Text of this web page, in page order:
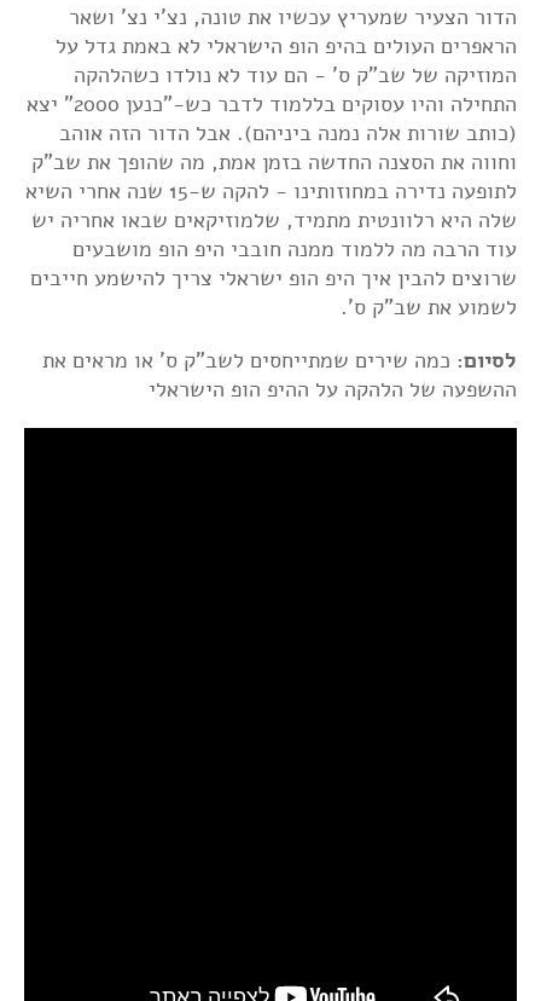
הדור הצעיר שמעריץ עכשיו את טונה, נצ'י נצ' ושאר
הראפרים העולים בהיפ הופ הישראלי לא באמת גדל על
המוזיקה של שב"ק ס' - הם עוד לא נולדו כשהלהקה
התחילה והיו עסוקים בללמוד לדבר כש-"כנען 2000" יצא
(כותב שורות אלה נמנה ביניהם). אבל הדור הזה אוהב
וחווה את הסצנה החדשה בזמן אמת, מה שהופך את שב"ק
לתופעה נדירה במחוזותינו - להקה ש-15 שנה אחרי השיא
שלה היא רלוונטית מתמיד, שלמוזיקאים שבאו אחריה יש
עוד הרבה מה ללמוד ממנה חובבי היפ הופ מושבעים
שרוצים להבין איך היפ הופ ישראלי צריך להישמע חייבים
לשמוע את שב"ק ס'.
לסיום: כמה שירים שמתייחסים לשב"ק ס' או מראים את
ההשפעה של הלהקה על ההיפ הופ הישראלי